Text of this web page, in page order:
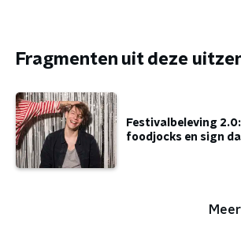
Fragmenten uit deze
Festivalbeleving
foodjocks en sign